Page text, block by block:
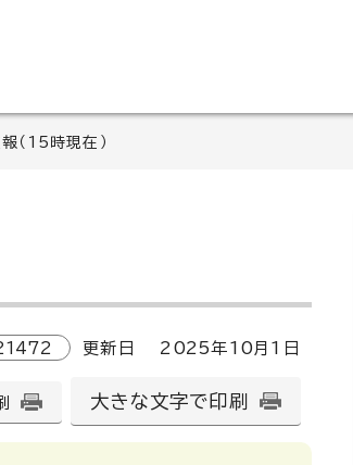
（15時現在）
更新日 2025年 10 月1日
大きな文字で印刷